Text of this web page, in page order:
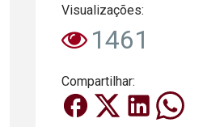
Visualizações:
1461
Compartilhar: